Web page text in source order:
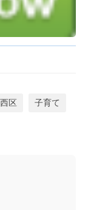
区 子育て